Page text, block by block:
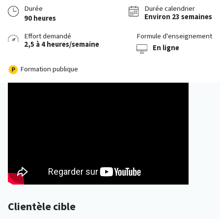
Durée
90 heures
Durée calendrier
Environ 23 semaines
Effort demandé
2,5 à 4 heures/semaine
Formule d'enseignement
En ligne
Formation publique
Clientèle cible